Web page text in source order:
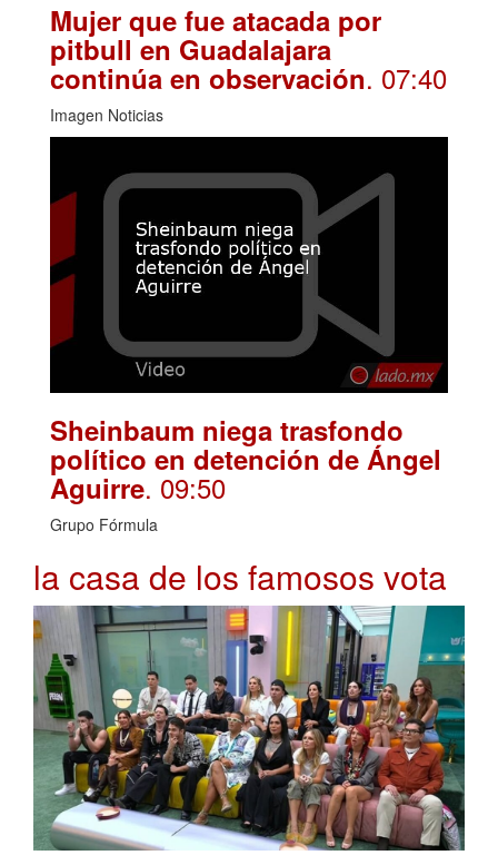
Mujer que fue atacada por
pitbull en Guadalajara
continúa en observación. 07:40
Imagen Noticias
Sheinbaum niega trasfondo
político en detención de Ángel
Aguirre. 09:50
Grupo Fórmula
la casa de los famosos vota